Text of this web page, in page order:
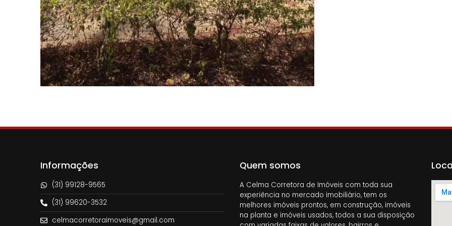
Informações
(31) 99128-9565
(31) 99620-3532
celmacorretoraimoveis@gmail.com
Quem somos
A Celma Corretora de Imóveis com toda sua
experiência no mercado imobiliário, tem os
melhores imóveis prontos, em construção, imóveis
na planta e imóveis usados, todos a sua disposição